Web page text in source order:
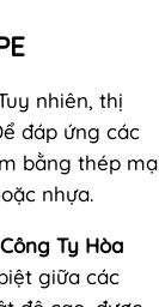
nhiên, thị
đáp ứng các
bằng thép mạ
nhựa.
Ty Hòa
giữa các